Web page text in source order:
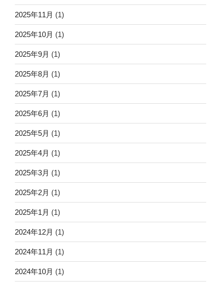
2025年11月 (1)
2025年10月 (1)
2025年9月 (1)
2025年8月 (1)
2025年7月 (1)
2025年6月 (1)
2025年5月 (1)
2025年4月 (1)
2025年3月 (1)
2025年2月 (1)
2025年1月 (1)
2024年12月 (1)
2024年11月 (1)
2024年10月 (1)